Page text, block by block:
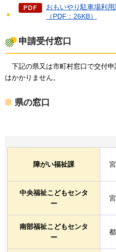
おもいやり駐車場利用
（PDF：26KB）
申請受付窓口
下記の県又は市町村窓口で交付
はかかりません。
県の窓口
障がい福祉課
中央福祉こどもセンタ
ー
南部福祉こどもセンタ
ー